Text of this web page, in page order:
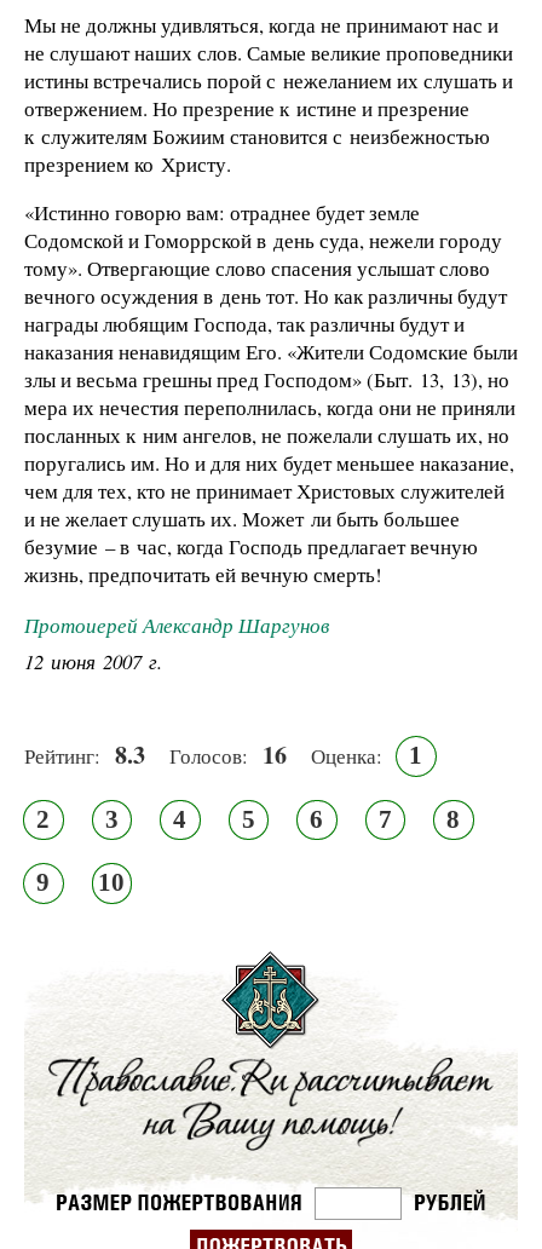
Мы не должны удивляться, когда не принимают нас и
не слушают наших слов. Самые великие проповедники
истины встречались порой с нежеланием их слушать и
отвержением. Но презрение к истине и презрение
к служителям Божиим становится с неизбежностью
презрением ко Христу.
«Истинно говорю вам: отраднее будет земле
Содомской и Гоморрской в день суда, нежели городу
тому». Отвергающие слово спасения услышат слово
вечного осуждения в день тот. Но как различны будут
награды любящим Господа, так различны будут и
наказания ненавидящим Его. «Жители Содомские были
злы и весьма грешны пред Господом» (Быт. 13, 13), но
мера их нечестия переполнилась, когда они не приняли
посланных к ним ангелов, не пожелали слушать их, но
поругались им. Но и для них будет меньшее наказание,
чем для тех, кто не принимает Христовых служителей
и не желает слушать их. Может ли быть большее
безумие – в час, когда Господь предлагает вечную
жизнь, предпочитать ей вечную смерть!
Протоиерей Александр Шаргунов
12 июня 2007 г.
Рейтинг: 8.3 Голосов: 16 Оценка: 1
2 3 4 5 6 7 8
9 10